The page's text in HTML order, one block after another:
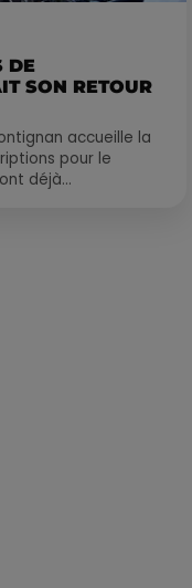
DE
SON RETOUR
accueille la
pour le
déjà...